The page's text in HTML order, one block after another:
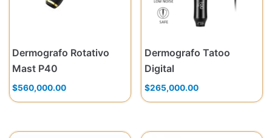
Dermografo Rotativo
Mast P40
$560,000.00
Dermografo Tatoo
Digital
$265,000.00